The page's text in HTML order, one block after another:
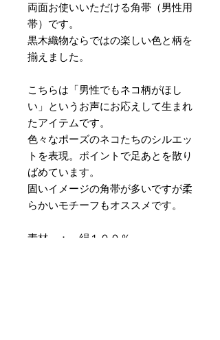
両面お使いいただける角帯（男性用
帯）です。
黒木織物ならではの楽しい色と柄を
揃えました。
こちらは「男性でもネコ柄がほし
い」というお声にお応えして生まれ
たアイテムです。
色々なポーズのネコたちのシルエッ
トを表現。ポイントで足あとを散り
ばめています。
固いイメージの角帯が多いですが柔
らかいモチーフもオススメです。
素材 ： 絹１００％